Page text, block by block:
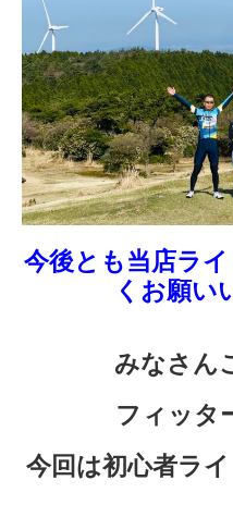
今後とも当店ラ
くお願い
みなさん
フィッタ
今回は初心者ラ